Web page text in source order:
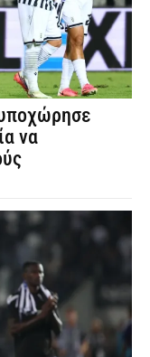
να